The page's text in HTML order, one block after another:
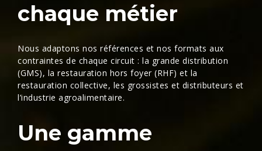
chaque métier
Nous adaptons nos références et nos formats aux
contraintes de chaque circuit : la grande distribution
(GMS), la restauration hors foyer (RHF) et la
restauration collective, les grossistes et distributeurs et
l’industrie agroalimentaire.
Une gamme